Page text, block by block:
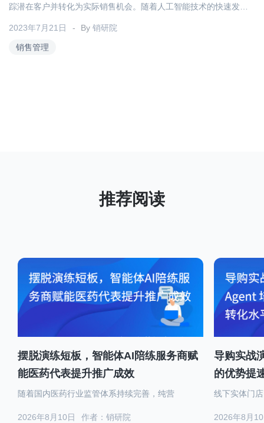
金融
按角色
全部
预约演示
销售管理
2023年7月21日 By 销研院
踪潜在客户并转化为实际销售机会。随着人工智能技术的快速发
销售线索跟进的效果和效率。
摆脱演练短板，智能体AI陪练服务商赋
能医药代表提升推广成效
作者：销研院
2026年8月10日
随着国内医药行业监管体系持续完善，纯营
导购实战
的优势提
2026年8月
线下实体门